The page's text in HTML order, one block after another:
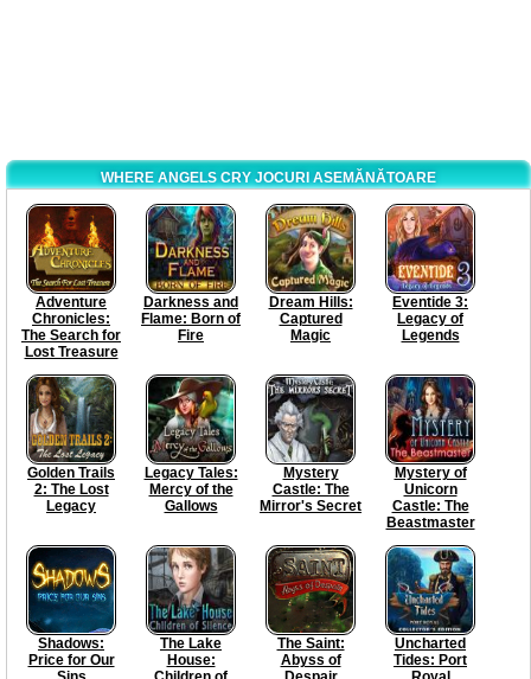
WHERE ANGELS CRY JOCURI ASEMĂNĂTOARE
Adventure
Chronicles:
The Search for
Lost Treasure
Darkness and
Flame: Born of
Fire
Dream Hills:
Captured
Magic
Eventide 3:
Legacy of
Legends
Golden Trails
2: The Lost
Legacy
Legacy Tales:
Mercy of the
Gallows
Mystery
Castle: The
Mirror's Secret
Mystery of
Unicorn
Castle: The
Beastmaster
Shadows:
Price for Our
The Lake
House:
The Saint:
Abyss of
Uncharted
Tides: Port